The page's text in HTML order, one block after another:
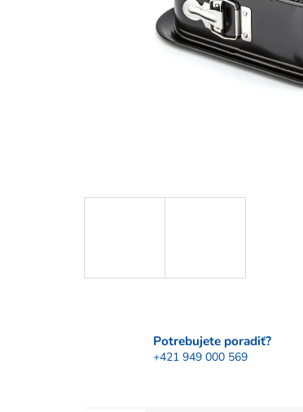
Potrebujete poradiť?
+421 949 000 569